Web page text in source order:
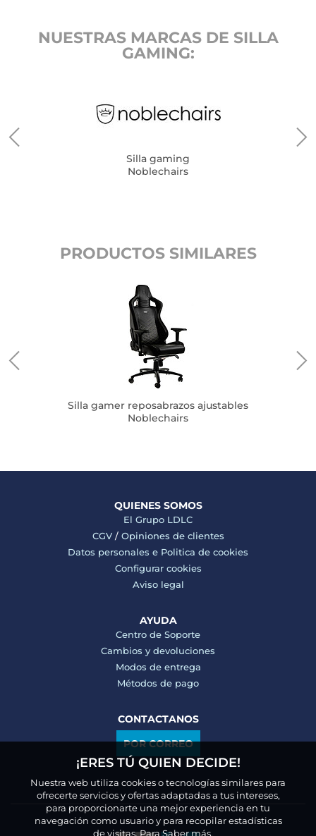
NUESTRAS MARCAS DE SILLA
GAMING:
Silla gaming
Noblechairs
PRODUCTOS SIMILARES
Silla gamer reposabrazos ajustables
Noblechairs
QUIENES SOMOS
El Grupo LDLC
CGV/ Opiniones de clientes
Datos personales e Politica de cookies
Configurar cookies
Aviso legal
AYUDA
Centro de Soporte
Cambios y devoluciones
Modos de entrega
Métodos de pago
CONTACTANOS
POR CORREO
¡ERES TÚ QUIEN DECIDE!
Nuestra web utiliza cookies o tecnologías similares para
ofrecerte servicios y ofertas adaptadas a tus intereses,
para proporcionarte una mejor experiencia en tu
navegación como usuario y para recopilar estadísticas
de visitas.Para Saber más.